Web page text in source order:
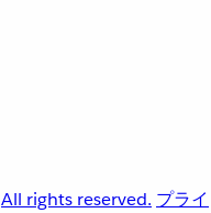
All rights reserved. プライ